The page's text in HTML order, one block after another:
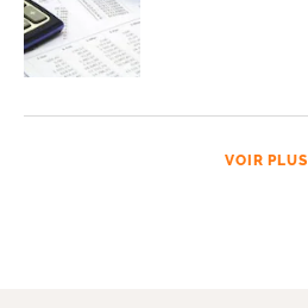
VOIR PLUS